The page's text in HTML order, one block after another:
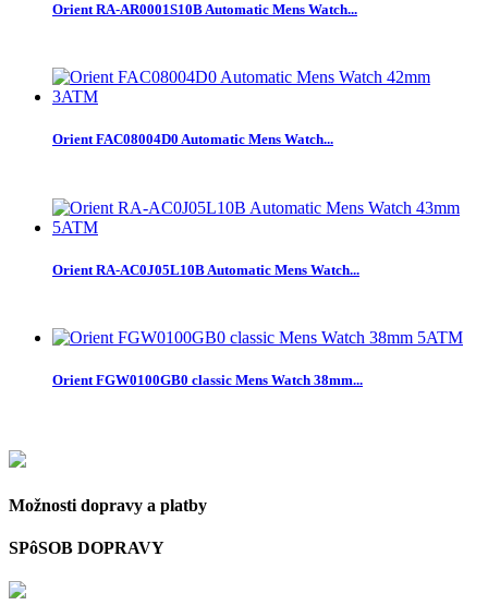
Orient RA-AR0001S10B Automatic Mens Watch...
Orient FAC08004D0 Automatic Mens Watch...
Orient RA-AC0J05L10B Automatic Mens Watch...
Orient FGW0100GB0 classic Mens Watch 38mm...
Možnosti dopravy a platby
SPôSOB DOPRAVY